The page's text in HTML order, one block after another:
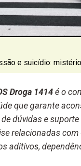
e suicídio:
Droga 1414é o
que garante
dúvidas e
relacionadas com
aditivos,